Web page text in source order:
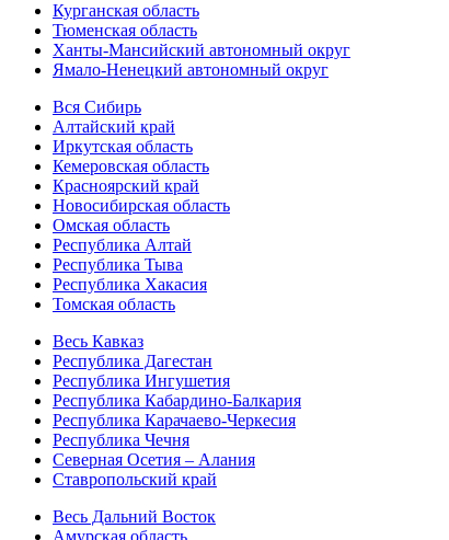
Курганская область
Тюменская область
Ханты-Мансийский автономный округ
Ямало-Ненецкий автономный округ
Вся Сибирь
Алтайский край
Иркутская область
Кемеровская область
Красноярский край
Новосибирская область
Омская область
Республика Алтай
Республика Тыва
Республика Хакасия
Томская область
Весь Кавказ
Республика Дагестан
Республика Ингушетия
Республика Кабардино-Балкария
Республика Карачаево-Черкесия
Республика Чечня
Северная Осетия – Алания
Ставропольский край
Весь Дальний Восток
Амурская область